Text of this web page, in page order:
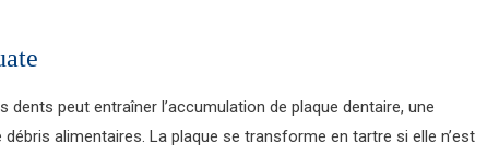
peut entraîner l’accumulation de plaque dentaire, une
alimentaires. La plaque se transforme en tartre si elle n’est